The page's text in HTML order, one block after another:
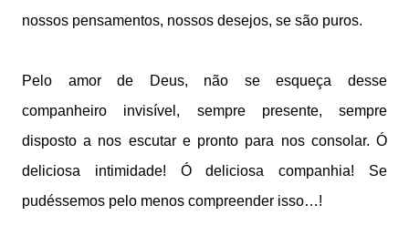
nossos pensamentos, nossos desejos, se são puros.
Pelo amor de Deus, não se esqueça desse
companheiro invisível, sempre presente, sempre
disposto a nos escutar e pronto para nos consolar. Ó
deliciosa intimidade! Ó deliciosa companhia! Se
pudéssemos pelo menos compreender isso…!